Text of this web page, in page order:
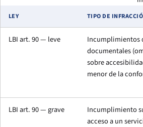
LEY TIPO DE
LBI art. 90 — leve
Incumplimientos
documentales
sobre
menor de la
LBI art. 90 — grave
Incumplimiento
acceso a un